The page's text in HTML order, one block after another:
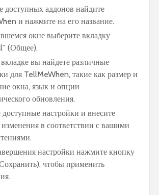
доступных аддонов найдите
и нажмите на его название.
окне выберите вкладку
(Общее).
вы найдете различные
для TellMeWhen, такие как размер и
окна, язык и опции
обновления.
доступные настройки и внесите
в соответствии с вашими
настройки нажмите кнопку
чтобы применить